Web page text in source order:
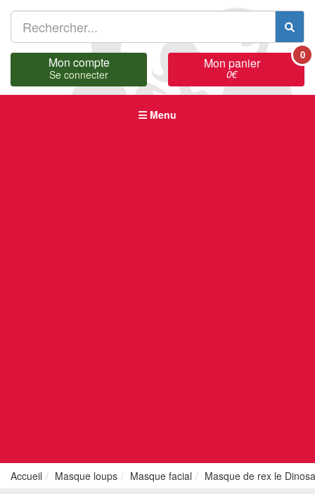
Mon compte
Se connecter
Mon panier
0€
0
Menu
Accueil Masque loups Masque facial Masque de rex le